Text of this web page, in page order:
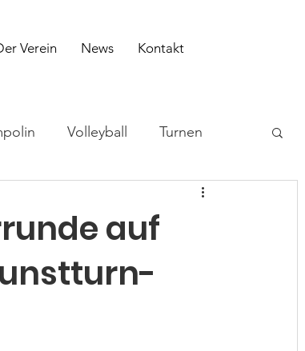
Verein News Kontakt
Volleyball Turnen
auf